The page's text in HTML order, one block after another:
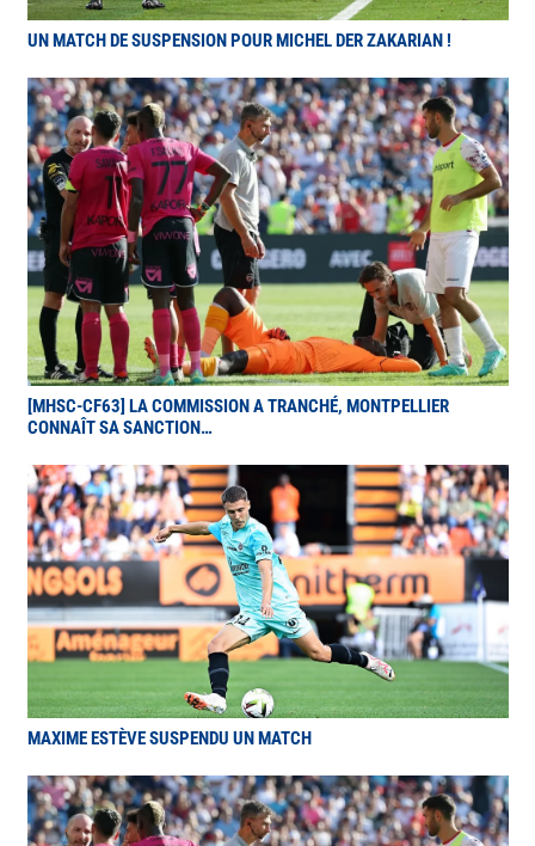
UN MATCH DE SUSPENSION POUR MICHEL DER ZAKARIAN !
[MHSC-CF63] LA COMMISSION A TRANCHÉ, MONTPELLIER
CONNAÎT SA SANCTION…
MAXIME ESTÈVE SUSPENDU UN MATCH